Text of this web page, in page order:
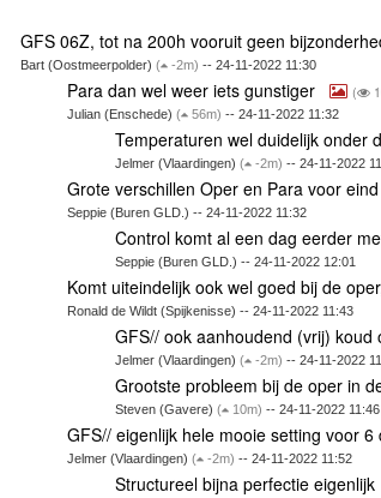
GFS 06Z, tot na 200h vooruit geen
Bart (Oostmeerpolder) ( -2m) -- 24-11-2022 11:30
Para dan wel weer iets gunstiger (
Julian (Enschede)( 56m) -- 24-11-2022 11:32
Temperaturen wel duidelijk onder
Jelmer (Vlaardingen) ( -2m) -- 24-11-2022
Grote verschillen Oper en Para voor
Seppie (Buren GLD.) -- 24-11-2022 11:32
Control komt al een dag eerder
Seppie (Buren GLD.) -- 24-11-2022 12:01
Komt uiteindelijk ook wel goed bij de
Ronald de Wildt (Spijkenisse) -- 24-11-2022 11:43
GFS// ook aanhoudend (vrij) koud
Jelmer (Vlaardingen) ( -2m) -- 24-11-2022
Grootste probleem bij de oper in
Steven (Gavere) ( 10m) -- 24-11-2022 11:46
GFS// eigenlijk hele mooie setting voor 6
Jelmer (Vlaardingen)( -2m) -- 24-11-2022 11:52
Structureel bijna perfectie eigenlijk